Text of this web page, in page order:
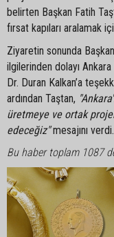
belirten Başkan Fatih
fırsat kapıları aralamak
Ziyaretin sonunda
ilgilerinden dolayı
Dr. Duran Kalkan’a
ardından Taştan,
üretmeye ve ortak
edeceğiz"mesajını verdi.
Bu haber toplam 1087